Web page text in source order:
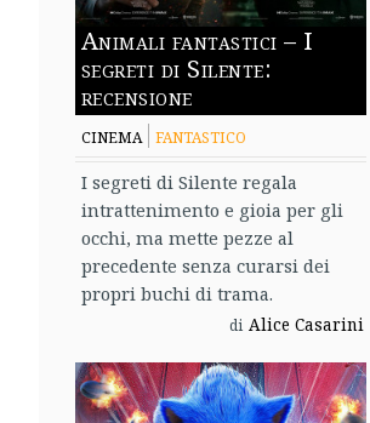
Animali fantastici – I
segreti di Silente:
recensione
CINEMA FANTASTICO
I segreti di Silente regala
intrattenimento e gioia per gli
occhi, ma mette pezze al
precedente senza curarsi dei
propri buchi di trama.
di Alice Casarini